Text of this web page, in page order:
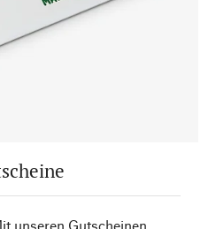
unseren Gutscheinen